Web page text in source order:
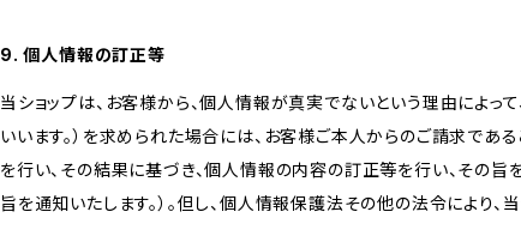
9. 個人情報の訂正等
当ショップは、お客様から、個人情報が真実でないという理由によっ
いいます。）を求められた場合には、お客様ご本人からのご請求で
を行い、その結果に基づき、個人情報の内容の訂正等を行い、その
旨を通知いたします。）。但し、個人情報保護法その他の法令により